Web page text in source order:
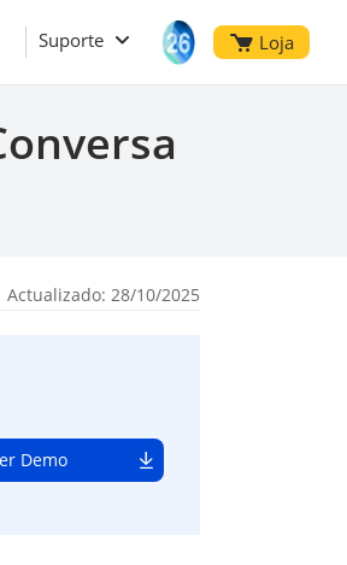
Suporte Loja
Actualizado: 28/10/2025
Demo